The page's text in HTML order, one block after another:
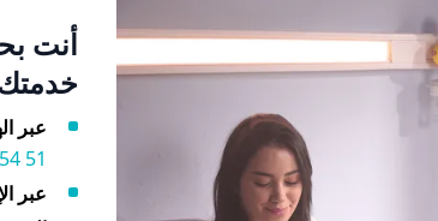
أنت
عبر
51 54 0522
عبر